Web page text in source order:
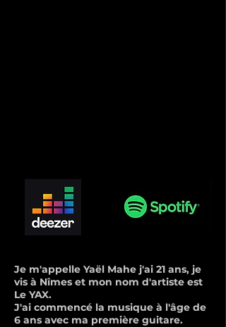
Je m'appelle Yaël Mahe j'ai 21 ans, je
vis à Nîmes et mon nom d'artiste est
Le YAX.
J'ai commencé la musique à l'âge de
6 ans avec ma première guitare.